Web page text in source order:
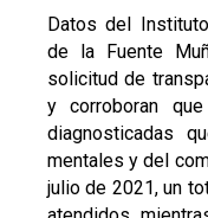
Datos del
de la Fuente
solicitud de
y corroboran
diagnosticadas
mentales y del
julio de 2021, un